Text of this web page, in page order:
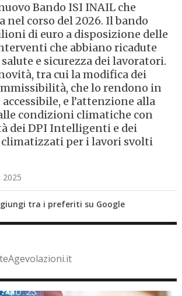
Bando ISI INAIL che
nel corso del 2026. Il bando
di euro a disposizione delle
che abbiano ricadute
e sicurezza dei lavoratori.
tra cui la modifica dei
che lo rendono in
e l’attenzione alla
condizioni climatiche con
dei DPI Intelligenti e dei
per i lavori svolti
2025
tra i preferiti su Google